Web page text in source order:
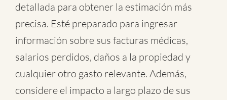
detallada para obtener la estimación más
precisa. Esté preparado para ingresar
información sobre sus facturas médicas,
salarios perdidos, daños a la propiedad y
cualquier otro gasto relevante. Además,
considere el impacto a largo plazo de sus